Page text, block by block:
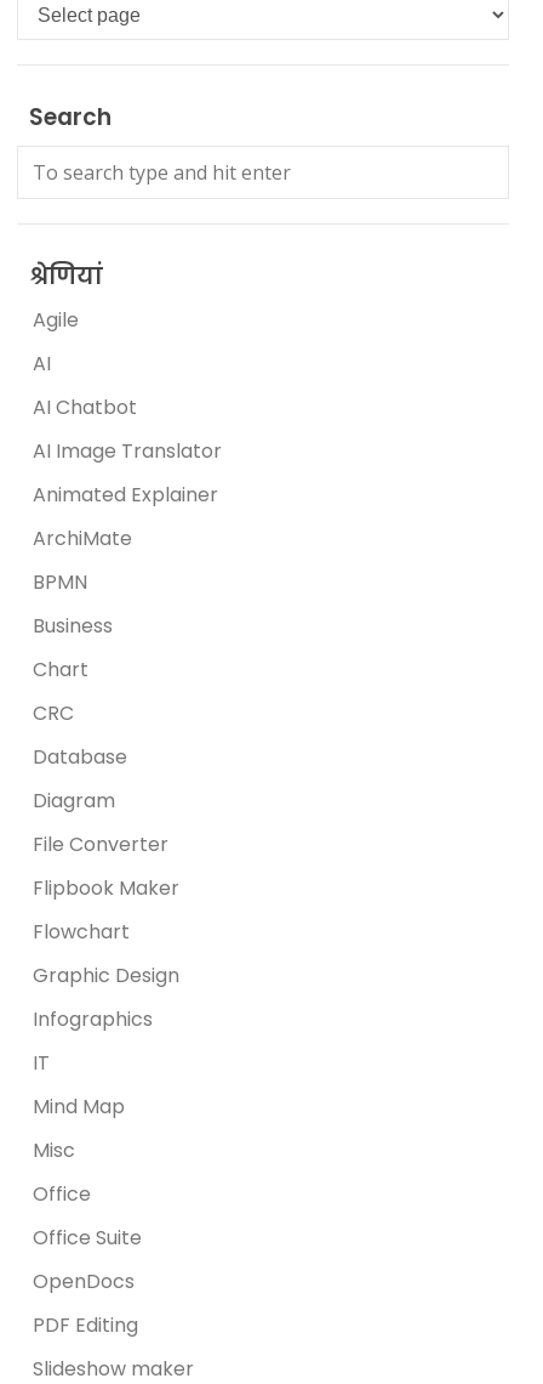
Search
श्रेणियां
Agile
AI
AI Chatbot
AI Image Translator
Animated Explainer
ArchiMate
BPMN
Business
Chart
CRC
Database
Diagram
File Converter
Flipbook Maker
Flowchart
Graphic Design
Infographics
IT
Mind Map
Misc
Office
Office Suite
OpenDocs
PDF Editing
Slideshow maker